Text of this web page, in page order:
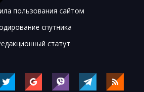
пользования сайтом
спутника
статут